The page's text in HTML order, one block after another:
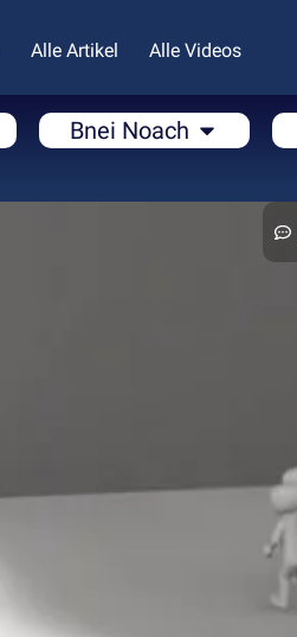
Alle Artikel Alle Videos
Bnei Noach